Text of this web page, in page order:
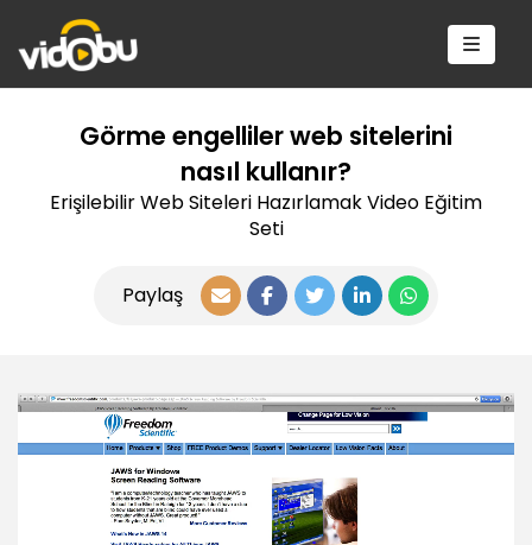
Görme engelliler web sitelerini
nasıl kullanır?
Erişilebilir Web Siteleri Hazırlamak Video Eğitim
Seti
Paylaş